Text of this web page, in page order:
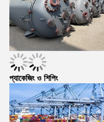
প্যাকেজিং ও শিপিং